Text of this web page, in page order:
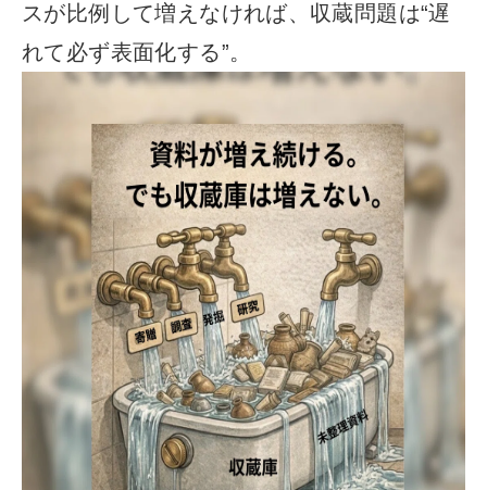
スが比例して増えなければ、収蔵問題は“遅
れて必ず表面化する”。